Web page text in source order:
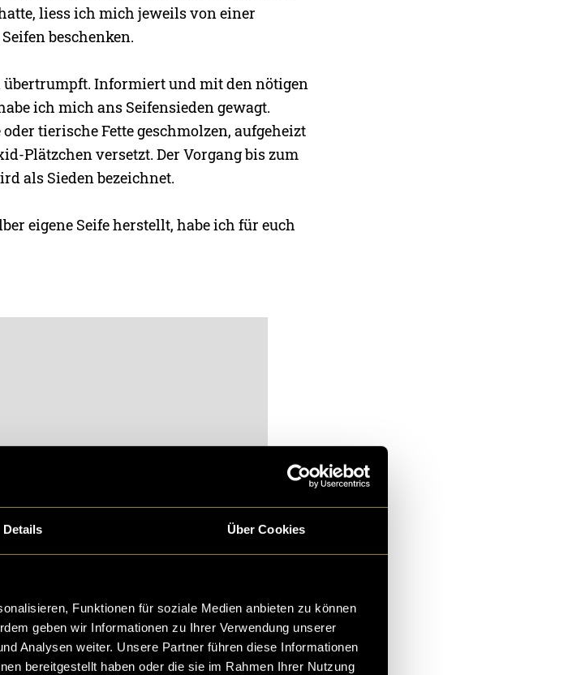
Details Über Cookies
Funktionen für soziale Medien anbieten zu können
geben wir Informationen zu Ihrer Verwendung unserer
Analysen weiter. Unsere Partner führen diese Informationen
bereitgestellt haben oder die sie im Rahmen Ihrer Nutzung
liess ich mich jeweils von einer
beschenken.
übertrumpft. Informiert und mit den nötigen
ich mich ans Seifensieden gewagt.
tierische Fette geschmolzen, aufgeheizt
Plätzchen versetzt. Der Vorgang bis zum
als Sieden bezeichnet.
eigene Seife herstellt, habe ich für euch
Cookies um diesen Inhalt zu